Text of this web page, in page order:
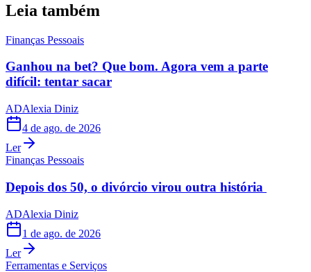
Leia também
Finanças Pessoais
Ganhou na bet? Que bom. Agora vem a parte
difícil: tentar sacar
ADAlexia Diniz
4 de ago. de 2026
Ler
Finanças Pessoais
Depois dos 50, o divórcio virou outra história
ADAlexia Diniz
1 de ago. de 2026
Ler
Ferramentas e Serviços